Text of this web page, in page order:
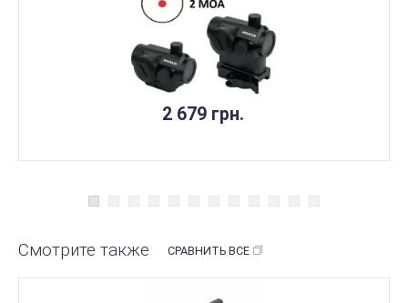
2 679 грн.
Смотрите также СРАВНИТЬ ВСЕ